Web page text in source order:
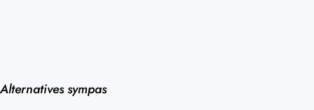
Alternatives sympas